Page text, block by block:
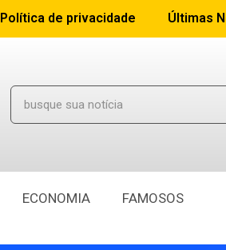
Política de privacidade Últimas
ECONOMIA FAMOSOS